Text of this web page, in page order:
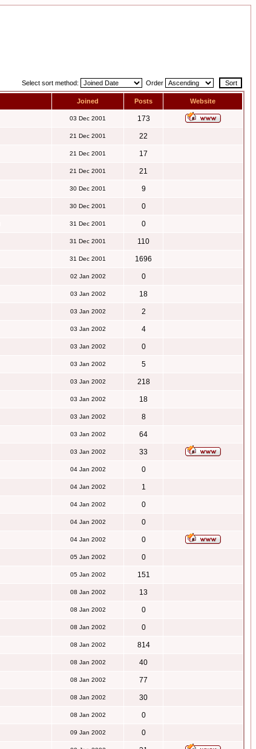
Select sort method: Order
Joined Posts Website
03 Dec 2001 173
21 Dec 2001 22
21 Dec 2001 17
21 Dec 2001 21
30 Dec 2001 9
30 Dec 2001 0
31 Dec 2001 0
31 Dec 2001 110
31 Dec 2001 1696
02 Jan 2002 0
03 Jan 2002 18
03 Jan 2002 2
03 Jan 2002 4
03 Jan 2002 0
03 Jan 2002 5
03 Jan 2002 218
03 Jan 2002 18
03 Jan 2002 8
03 Jan 2002 64
03 Jan 2002 33
04 Jan 2002 0
04 Jan 2002 1
04 Jan 2002 0
04 Jan 2002 0
04 Jan 2002 0
05 Jan 2002 0
05 Jan 2002 151
08 Jan 2002 13
08 Jan 2002 0
08 Jan 2002 0
08 Jan 2002 814
08 Jan 2002 40
08 Jan 2002 77
08 Jan 2002 30
08 Jan 2002 0
09 Jan 2002 0